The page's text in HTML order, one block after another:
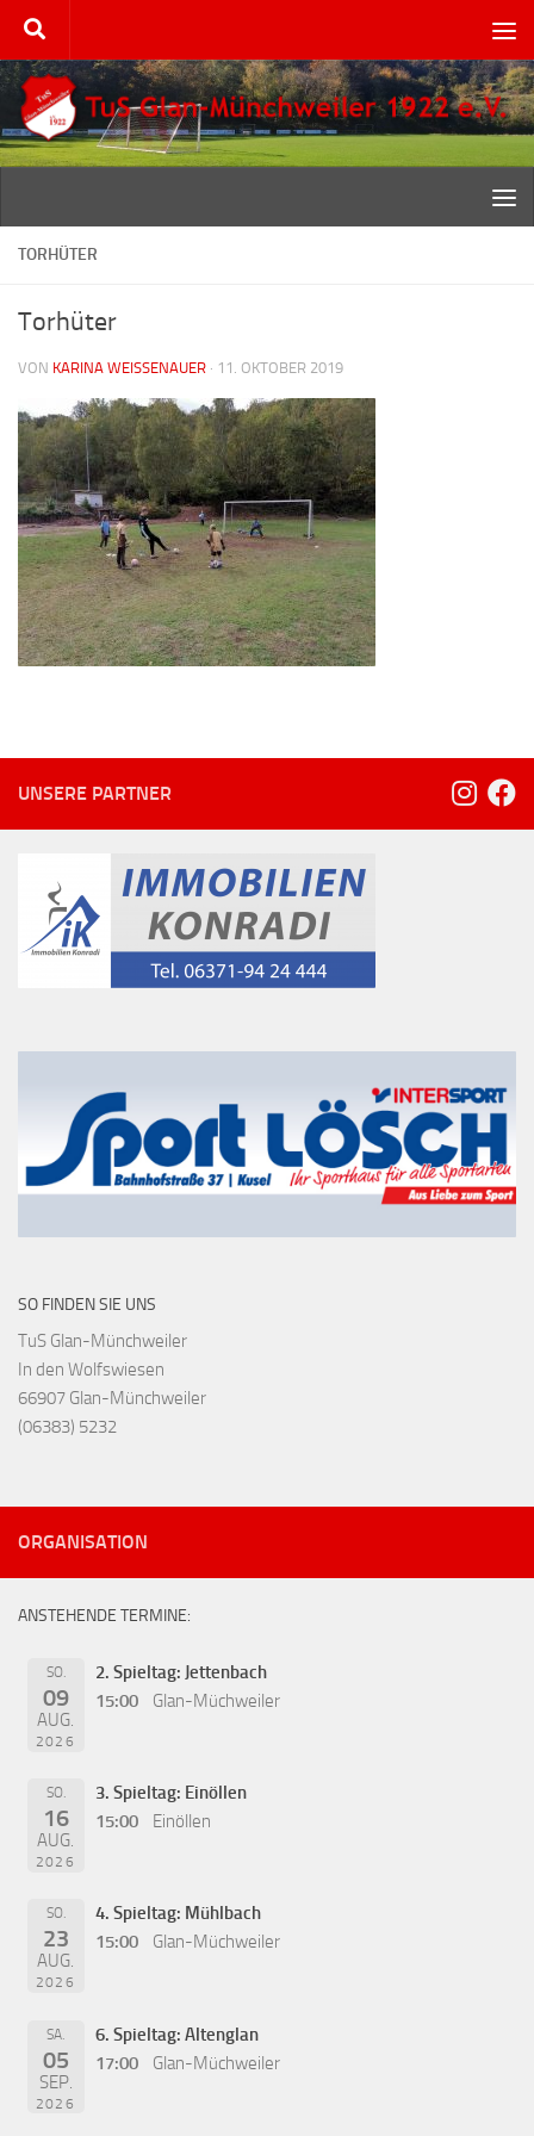
Zum Inhalt springen
TORHÜTER
Torhüter
VON KARINA WEISSENAUER · 11. OKTOBER 2019
UNSERE PARTNER
SO FINDEN SIE UNS
TuS Glan-Münchweiler
In den Wolfswiesen
66907 Glan-Münchweiler
(06383) 5232
ORGANISATION
ANSTEHENDE TERMINE:
SO.
09
AUG.
2026
2. Spieltag: Jettenbach
15:00
Glan-Müchweiler
SO.
16
AUG.
2026
3. Spieltag: Einöllen
15:00
Einöllen
SO.
23
AUG.
2026
4. Spieltag: Mühlbach
15:00
Glan-Müchweiler
SA.
05
SEP.
2026
6. Spieltag: Altenglan
17:00
Glan-Müchweiler